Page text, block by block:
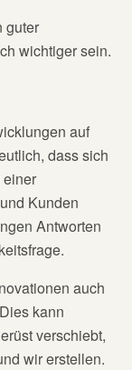
guter
wichtiger sein.
auf
dass sich
Kunden
Antworten
auch
kann
verschiebt,
wir erstellen.